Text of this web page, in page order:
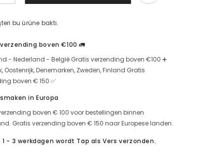
biologische
500
Natuurlijke
uit
traditie
🔥
de
voor
heeft dit product bekeken.
boven €100 🚛
- Nederland - België Gratis verzending boven €100 ➕
Oostenrijk, Denemarken, Zweden, Finland Gratis
boven € 150 ✅
in Europa
boven € 100 voor bestellingen binnen
Gratis verzending boven € 150 naar Europese landen.
1 - 3 werkdagen wordt Tap als Vers verzonden.